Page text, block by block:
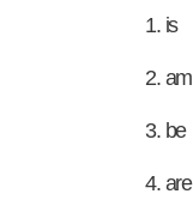
is
am
be
are